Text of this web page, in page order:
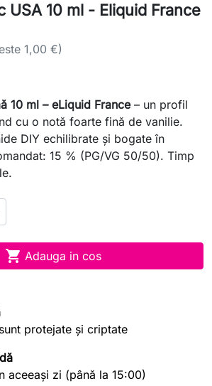
USA 10 ml - Eliquid France
1,00 €)
10 ml – eLiquid France– un profil
cu o notă foarte fină de vanilie.
DIY echilibrate și bogate în
15 % (PG/VG 50/50). Timp
 Adauga in cos
protejate și criptate
aceeași zi (până la 15:00)